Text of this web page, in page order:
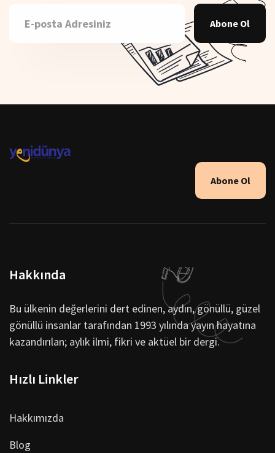
Abone Ol
Abone Ol
Hakkında
Bu ülkenin değerlerini dert edinen, aydın, gönüllü, güzel
gönüllü insanlar tarafından 1993 yılında yayın hayatına
kazandırılan; aylık ilmi, fikri ve aktüel bir dergi.
Hızlı Linkler
Hakkımızda
Blog